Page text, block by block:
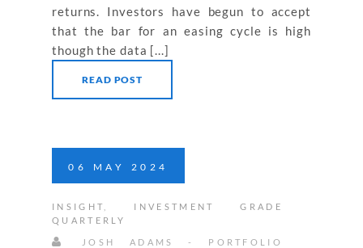
returns. Investors have begun to accept
that the bar for an easing cycle is high
though the data [...]
READ POST
06 MAY 2024
INSIGHT
INVESTMENT GRADE
QUARTERLY
JOSH ADAMS - PORTFOLIO